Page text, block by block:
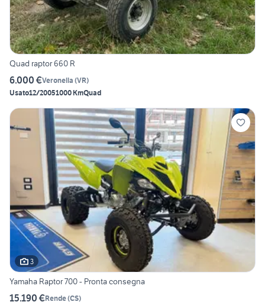
Quad raptor 660 R
6.000 €Veronella (VR)
Usato12/20051000 KmQuad
3
Yamaha Raptor 700 - Pronta consegna
15.190 €Rende(CS)